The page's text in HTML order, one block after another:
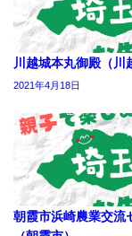
川越城本丸御殿（川
2021年4月18日
朝霞市浜崎農業交流